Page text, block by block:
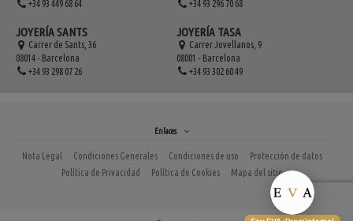
+34 93 449 68 64
JOYERÍA SANTS
Carrer de Sants, 36
08014 - Barcelona
+34 93 298 07 26
+34 93 296 70 68
JOYERÍA TASA
Carrer Jovellanos, 9
08001 - Barcelona
+34 93 302 60 49
Enlaces
Nota Legal Condiciones Generales Condiciones de uso
Protección de datos
Política de Privacidad
Política de Cookies Mapa del sitio